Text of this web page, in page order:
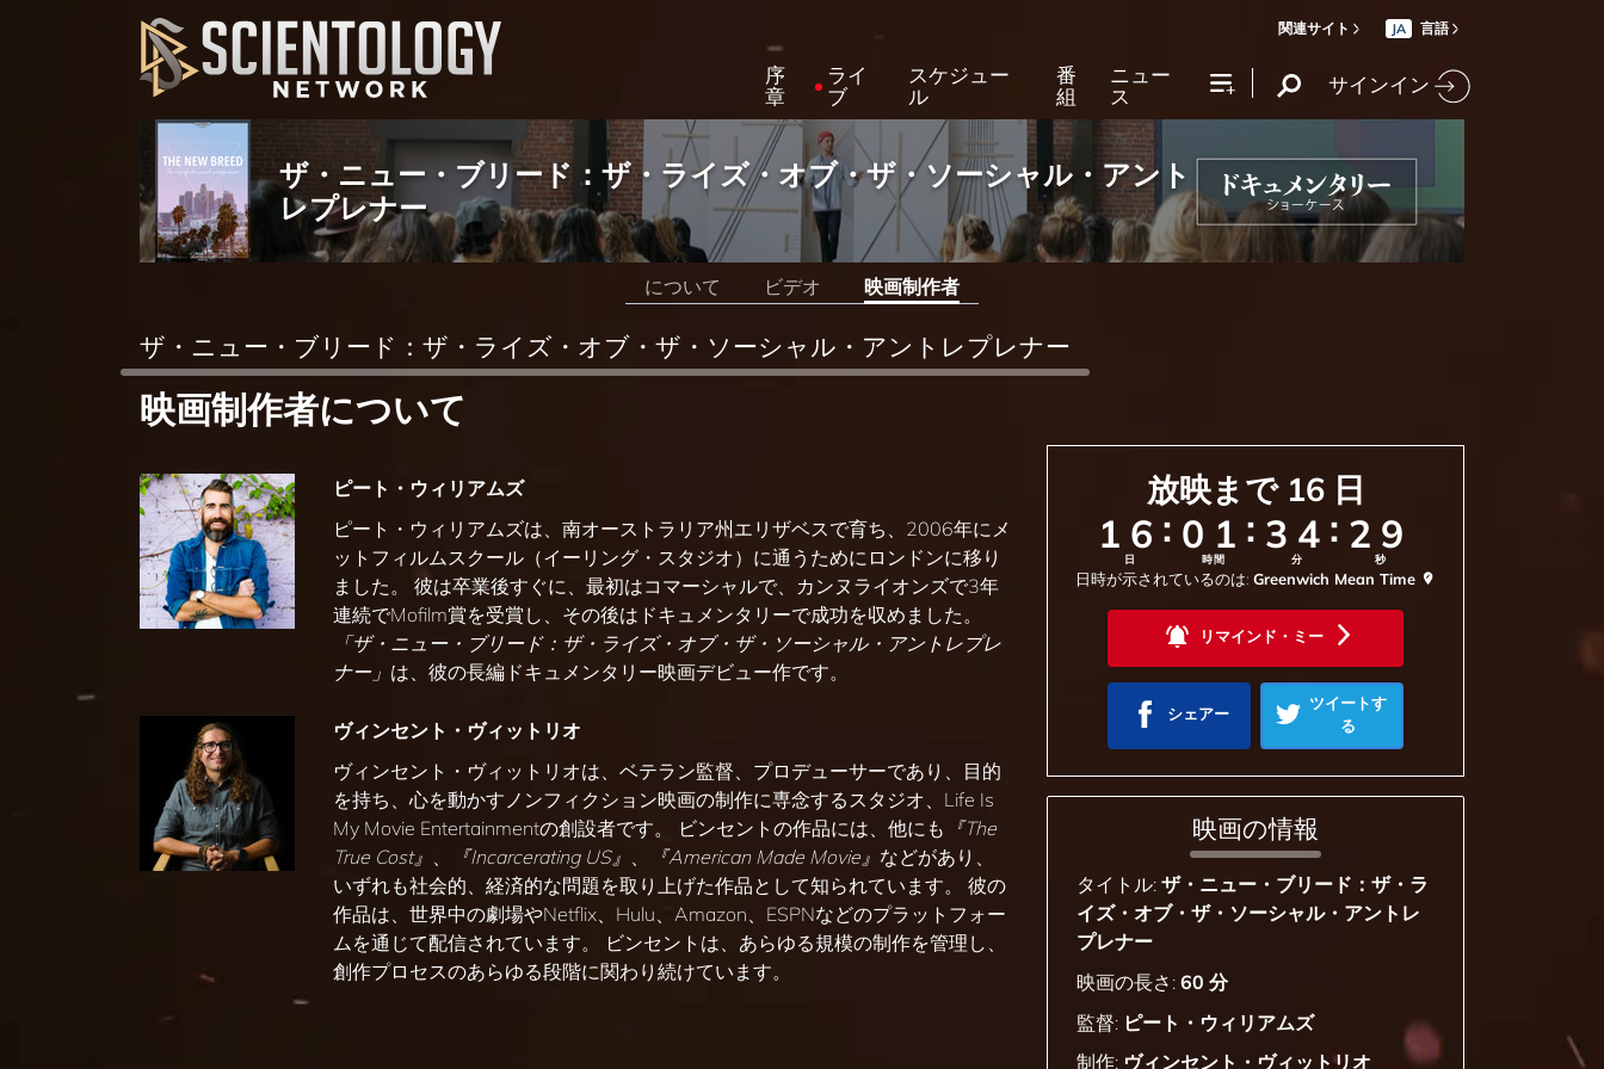
関連サイト JA 言語
序
章
ライ
ブ
スケジュー
ル
番
組
ニュー
ス サインイン
ザ・ニュー・ブリード：ザ・ライズ・オブ・ザ・ソーシャル・アント
レプレナー
について ビデオ 映画制作者
ザ・ニュー・ブリード：ザ・ライズ・オブ・ザ・ソーシャル・アントレプレナー
映画制作者について
ピート・ウィリアムズ
ピート・ウィリアムズは、南オーストラリア州エリザベスで育ち、2006年にメ
ットフィルムスクール（イーリング・スタジオ）に通うためにロンドンに移り
ました。 彼は卒業後すぐに、最初はコマーシャルで、カンヌライオンズで3年
連続でMofilm賞を受賞し、その後はドキュメンタリーで成功を収めました。
「ザ・ニュー・ブリード：ザ・ライズ・オブ・ザ・ソーシャル・アントレプレ
ナー」 は、彼の長編ドキュメンタリー映画デビュー作です。
ヴィンセント・ヴィットリオ
ヴィンセント・ヴィットリオは、ベテラン監督、プロデューサーであり、目的
を持ち、心を動かすノンフィクション映画の制作に専念するスタジオ、Life Is
My Movie Entertainmentの創設者です。 ビンセントの作品には、他にも 『The
True Cost』
『Incarcerating US』 『American Made Movie』 などがあり、
いずれも社会的、経済的な問題を取り上げた作品として知られています。 彼の
作品は、世界中の劇場やNetflix、Hulu、Amazon、ESPNなどのプラットフォー
ムを通じて配信されています。 ビンセントは、あらゆる規模の制作を管理し、
創作プロセスのあらゆる段階に関わり続けています。
放映まで 16日
16
日
: 01
時間
: 34
分
: 27
秒
日時が示されているのは: Greenwich Mean Time
リマインド・ミー
シェアー
ツイートす
る
映画の情報
タイトル: ザ・ニュー・ブリード：ザ・ラ
イズ・オブ・ザ・ソーシャル・アントレ
プレナー
映画の長さ: 60 分
監督: ピート・ウィリアムズ
制作: ヴィンセント・ヴィットリオ